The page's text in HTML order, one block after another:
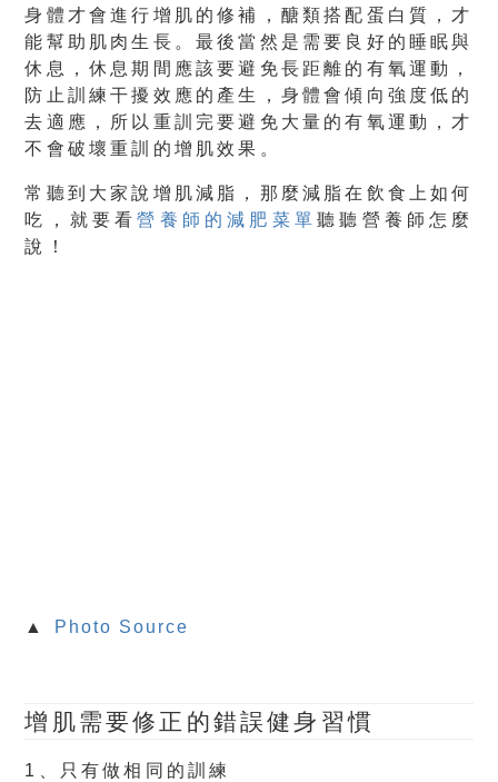
身體才會進行增肌的修補，醣類搭配蛋白質，才
能幫助肌肉生長。最後當然是需要良好的睡眠與
休息，休息期間應該要避免長距離的有氧運動，
防止訓練干擾效應的產生，身體會傾向強度低的
去適應，所以重訓完要避免大量的有氧運動，才
不會破壞重訓的增肌效果。
常聽到大家說增肌減脂，那麼減脂在飲食上如何
吃，就要看營養師的減肥菜單聽聽營養師怎麼
說！
▲ Photo Source
增肌需要修正的錯誤健身習慣
1、只有做相同的訓練